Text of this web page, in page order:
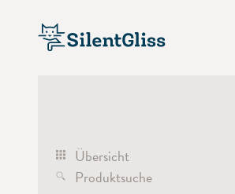
Übersicht
Produktsuche